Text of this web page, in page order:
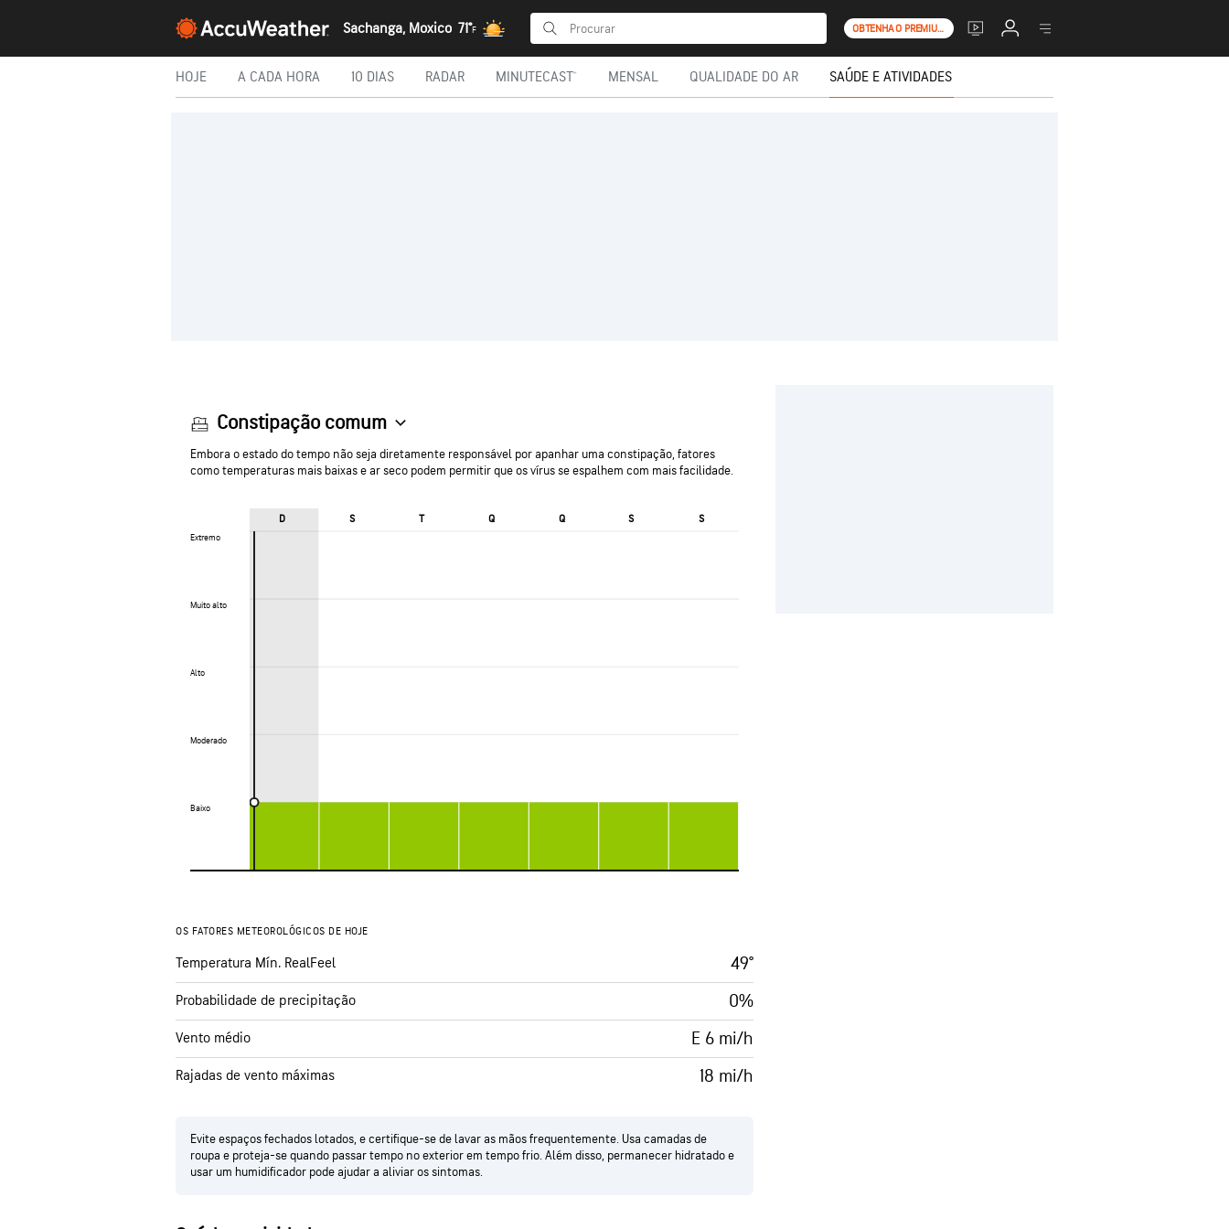
Sachanga, Moxico 71°F OBTENHA O PREMIUM+
HOJE A CADA HORA 10 DIAS RADAR MINUTECAST® MENSAL QUALIDADE DO AR SAÚDE E ATIVIDADES
Constipação comum
Embora o estado do tempo não seja diretamente responsável por apanhar uma constipação, fatores
como temperaturas mais baixas e ar seco podem permitir que os vírus se espalhem com mais facilidade.
Extremo
Muito alto
Alto
Moderado
Baixo
D S T Q Q S S
Extremo
Muito alto
Alto
Moderado
Baixo
OS FATORES METEOROLÓGICOS DE HOJE
Temperatura Mín. RealFeel 49°
Probabilidade de precipitação 0%
Vento médio E 6 mi/h
Rajadas de vento máximas 18 mi/h
Evite espaços fechados lotados, e certifique-se de lavar as mãos frequentemente. Usa camadas de
roupa e proteja-se quando passar tempo no exterior em tempo frio. Além disso, permanecer hidratado e
usar um humidificador pode ajudar a aliviar os sintomas.